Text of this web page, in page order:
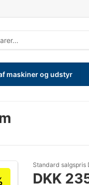
maskiner og udstyr
Standard salgspris
DKK